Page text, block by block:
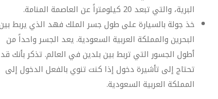
البرية، والتي تبعد 20 كيلومتراً عن العاصمة المنامة.
خذ جولة بالسيارة على طول جسر الملك فهد الذي يربط
البحرين والمملكة العربية السعودية. يعد الجسر واحداً من
أطول الجسور التي تربط بين بلدين في العالم. تذكر بأنك قد
تحتاج إلى تأشيرة دخول إذا كنت تنوي بالفعل الدخول إلى
المملكة العربية السعودية.